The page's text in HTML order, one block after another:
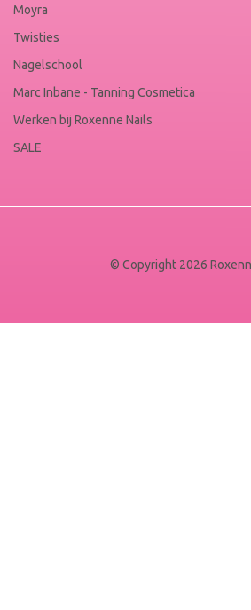
Moyra
Twisties
Nagelschool
Marc Inbane - Tanning Cosmetica
Werken bij Roxenne Nails
SALE
© Copyright 2026